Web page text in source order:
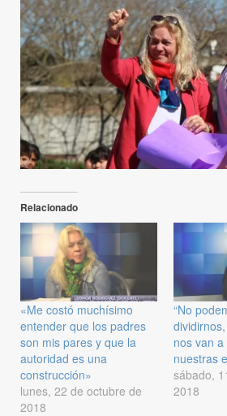
Relacionado
«Me costó muchísimo
entender que los padres
son mis pares y que la
autoridad es una
construcción»
lunes, 22 de octubre de
2018
“No
nos van
nuestras
sábado,
2018